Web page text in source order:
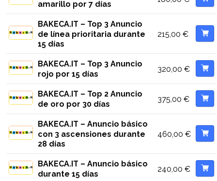
amarillo por 7 días
BAKECA.IT – Top 3 Anuncio
de línea prioritaria durante
15 días
215,00 €
BAKECA.IT – Top 3 Anuncio
rojo por 15 días
320,00 €
BAKECA.IT – Top 2 Anuncio
de oro por 30 días
375,00 €
BAKECA.IT – Anuncio básico
con 3 ascensiones durante
28 días
460,00 €
BAKECA.IT – Anuncio básico
durante 15 días
240,00 €